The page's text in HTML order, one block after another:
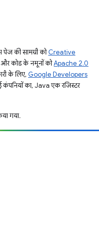
की सामग्री कोCreative
कोड के नमूनों कोApache 2.0
के लिए, Google Developers
का, Java एक रजिस्टर
गया.